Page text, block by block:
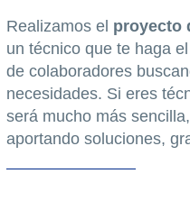
Realizamos el proyecto
un técnico que te haga
de colaboradores
necesidades. Si eres
será mucho más
aportando soluciones,